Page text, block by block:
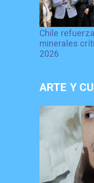
Chile
minerales
2026
ARTE Y